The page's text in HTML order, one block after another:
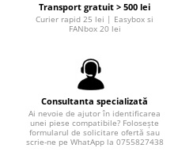
Filtre agent racire
Filtre combustibil
Filtre habitaclu
Filtre uscator
Transport gratuit > 500 lei
Curier rapid 25 lei | Easybox si
FANbox 20 lei
Consultanta specializată
Ai nevoie de ajutor în identificarea
unei piese compatibile? Folosește
formularul de solicitare ofertă sau
scrie-ne pe WhatApp la 0755827438